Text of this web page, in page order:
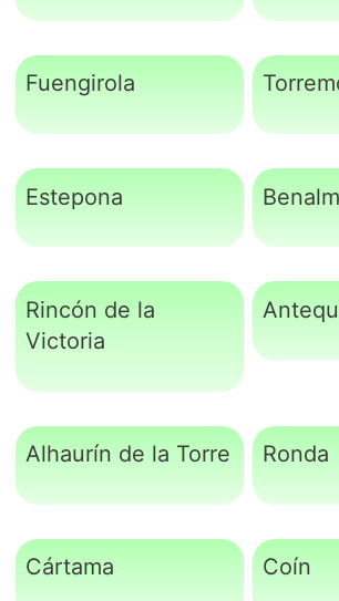
Fuengirola
Estepona
Rincón de la
Victoria
Alhaurín de la Torre Ronda
Cártama Coín